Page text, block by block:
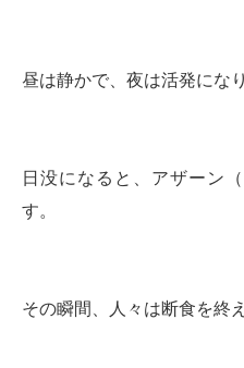
昼は静かで、夜は活発にな
日没になると、アザーン
す。
その瞬間、人々は断食を終